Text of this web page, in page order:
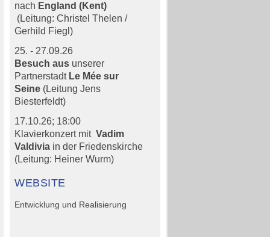
nach England (Kent)
(Leitung: Christel Thelen /
Gerhild Fiegl)
25. - 27.09.26
Besuch aus unserer
Partnerstadt Le Mée sur
Seine (Leitung Jens
Biesterfeldt)
17.10.26; 18:00
Klavierkonzert mit Vadim
Valdivia in der Friedenskirche
(Leitung: Heiner Wurm)
WEBSITE
Entwicklung und Realisierung